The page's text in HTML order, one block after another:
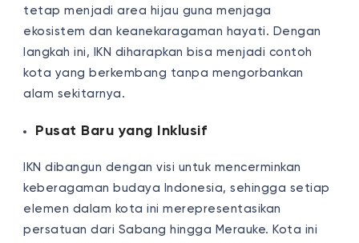
tetap menjadi area hijau guna menjaga
ekosistem dan keanekaragaman hayati. Dengan
langkah ini, IKN diharapkan bisa menjadi contoh
kota yang berkembang tanpa mengorbankan
alam sekitarnya.
Pusat Baru yang Inklusif
IKN dibangun dengan visi untuk mencerminkan
keberagaman budaya Indonesia, sehingga setiap
elemen dalam kota ini merepresentasikan
persatuan dari Sabang hingga Merauke. Kota ini